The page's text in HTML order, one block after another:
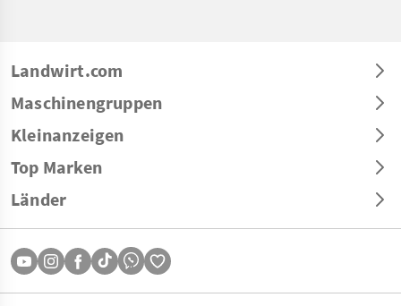
Landwirt.com
Maschinengruppen
Kleinanzeigen
Top Marken
Länder